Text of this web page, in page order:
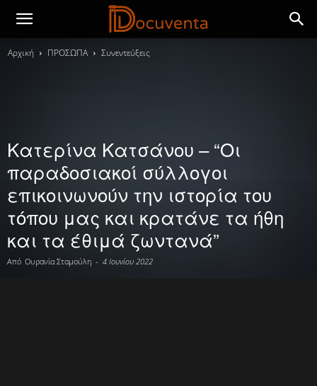
Αρχική ΠΡΟΣΩΠΑ Συνεντεύξεις
Κατερίνα Κατσάνου – “Οι
παραδοσιακοί σύλλογοι
επικοινωνούν την ιστορία του
τόπου μας και κρατάνε τα ήθη
και τα έθιμά ζωντανά”
Από Ουρανία Σταμούλη - 4 Ιουνίου 2022